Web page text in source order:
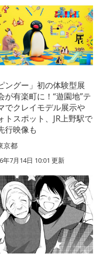
ングー」初の体験型展
が有楽町に！“遊園地”テ
でクレイモデル展示や
トスポット、JR上野駅で
行映像も
京都
年7月14日 10:01 更新